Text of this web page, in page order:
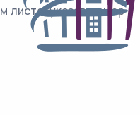
листе, указав номер